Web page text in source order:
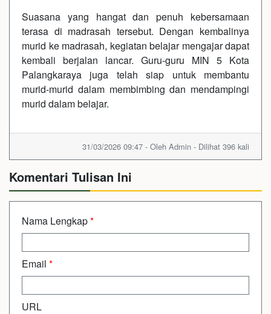
Suasana yang hangat dan penuh kebersamaan
terasa di madrasah tersebut. Dengan kembalinya
murid ke madrasah, kegiatan belajar mengajar dapat
kembali berjalan lancar. Guru-guru MIN 5 Kota
Palangkaraya juga telah siap untuk membantu
murid-murid dalam membimbing dan mendampingi
murid dalam belajar.
31/03/2026 09:47 - Oleh Admin - Dilihat 396 kali
Komentari Tulisan Ini
Nama Lengkap*
Email *
URL